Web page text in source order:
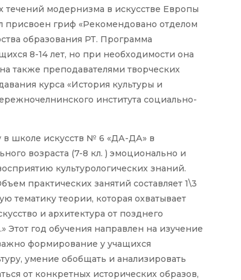
модернизма в искусстве Европы
присвоен гриф «Рекомендовано отделом
образования РТ. Программа
8-14 лет, но при необходимости она
также преподавателями творческих
курса «История культуры и
института социально-
в школе искусств № 6 «ДА-ДА» в
возраста (7-8 кл. ) эмоционально и
культурологических знаний.
практических занятий составляет 1\3
тематику теории, которая охватывает
и архитектура от позднего
год обучения направлен на изучение
формирование у учащихся
умение обобщать и анализировать
от конкретных исторических образов,